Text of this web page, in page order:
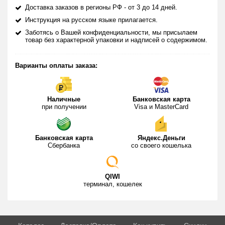
полного сексуального удовлетворения.
Особенности действия препарата:
Эффект – через полчаса после приема таблетки.
Действующие вещества:
Дапоксетин и Тадалафил в одной таблетке (60 мг и 20 мг).
Способы применения и дозы
Средство следует принять за 30-40 мин. до планируемого
секса.
Доза – таблетка в стуки. Запить стаканом воды. Действие
наступает примерно через полчаса и длится на протяжении
Длительность лечения определяется врачом (стандартный
Доставка заказов в регионы РФ - от 3 до 14 дней.
Инструкция на русском языке прилагается.
Заботясь о Вашей конфиденциальности, мы присылаем
товар без характерной упаковки и надписей о содержимом.
Варианты оплаты заказа:
Наличные
при получении
Банковская карта
Visa и MasterCard
Банковская карта
Сбербанка
Яндекс.Деньги
со своего кошелька
QIWI
терминал, кошелек